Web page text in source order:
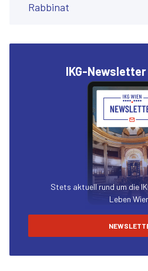
Rabbinat
IKG-
Stets aktuell rund um die
Leben